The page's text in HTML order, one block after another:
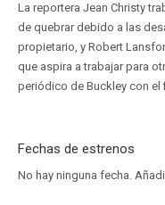
La reportera Jean Christy
de quebrar debido a las
propietario, y Robert
que aspira a trabajar para
periódico de Buckley con el
Fechas de estrenos
No hay ninguna fecha.